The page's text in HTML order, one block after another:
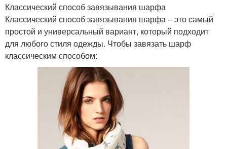
Классический способ завязывания шарфа
Классический способ завязывания шарфа – это самый
простой и универсальный вариант, который подходит
для любого стиля одежды. Чтобы завязать шарф
классическим способом: